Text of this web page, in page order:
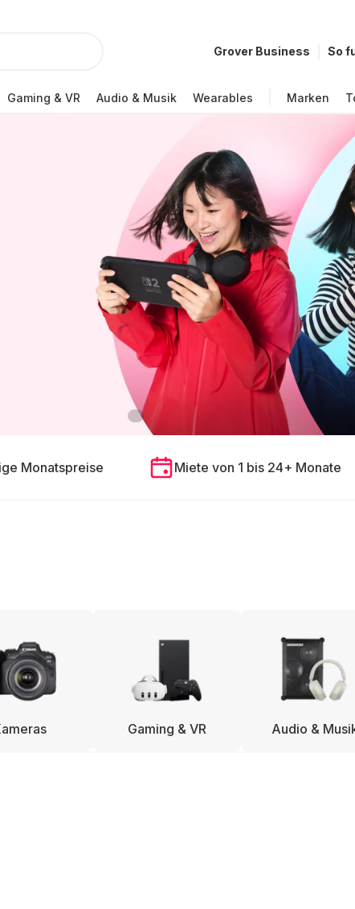
Grover Business So
Gaming & VR Audio & Musik Wearables Marken
Monatspreise Miete von 1 bis 24+ Monate
Gaming & VR Audio &